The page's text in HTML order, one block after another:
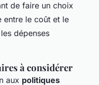
de faire un choix
entre le coût et le
dépenses
à considérer
aux politiques